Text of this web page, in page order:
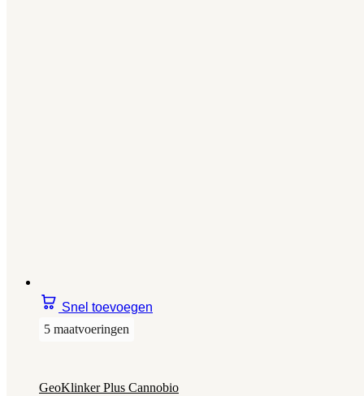
Snel toevoegen
5 maatvoeringen
GeoKlinker Plus Cannobio